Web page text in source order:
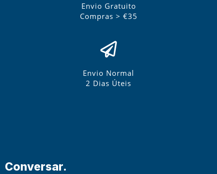
Envio Gratuito
Compras > €35
Envio Normal
2 Dias Úteis
Conversar.